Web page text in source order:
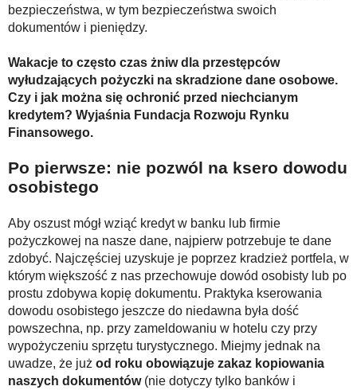
Stop samotności
Z internetem za pan brat
Bezpiecznie i w zgodzie z prawem
bezpieczeństwa, w tym bezpieczeństwa swoich
dokumentów i pieniędzy.
Wakacje to często czas żniw dla przestępców
wyłudzających pożyczki na skradzione dane osobowe.
Czy i jak można się ochronić przed niechcianym
kredytem? Wyjaśnia Fundacja Rozwoju Rynku
Finansowego.
Po pierwsze: nie pozwól na ksero dowodu
osobistego
Aby oszust mógł wziąć kredyt w banku lub firmie
pożyczkowej na nasze dane, najpierw potrzebuje te dane
zdobyć. Najczęściej uzyskuje je poprzez kradzież portfela, w
którym większość z nas przechowuje dowód osobisty lub po
prostu zdobywa kopię dokumentu. Praktyka kserowania
dowodu osobistego jeszcze do niedawna była dość
powszechna, np. przy zameldowaniu w hotelu czy przy
wypożyczeniu sprzętu turystycznego. Miejmy jednak na
uwadze, że już od roku obowiązuje zakaz kopiowania
naszych dokumentów(nie dotyczy tylko banków i